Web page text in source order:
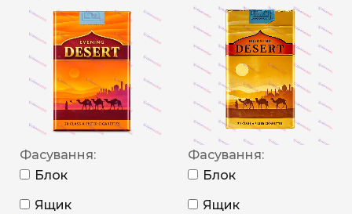
Фасування:
Блок
Ящик
Фасування:
Блок
Ящик